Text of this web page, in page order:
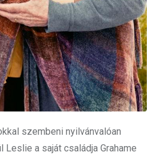
szembeni nyilvánvalóan
a saját családja Grahame